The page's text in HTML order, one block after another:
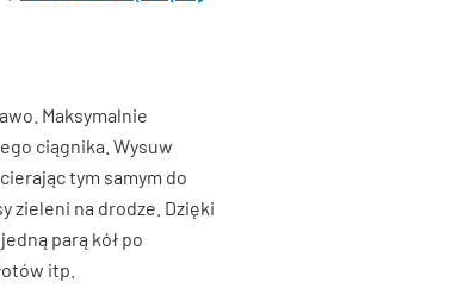
Maksymalnie
ciągnika. Wysuw
tym samym do
zieleni na drodze. Dzięki
parą kół po
itp.